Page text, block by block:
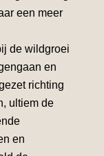
een meer
de wildgroei
en
richting
ultiem de
en